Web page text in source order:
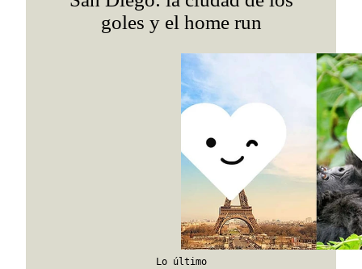
goles y el home run
Lo último